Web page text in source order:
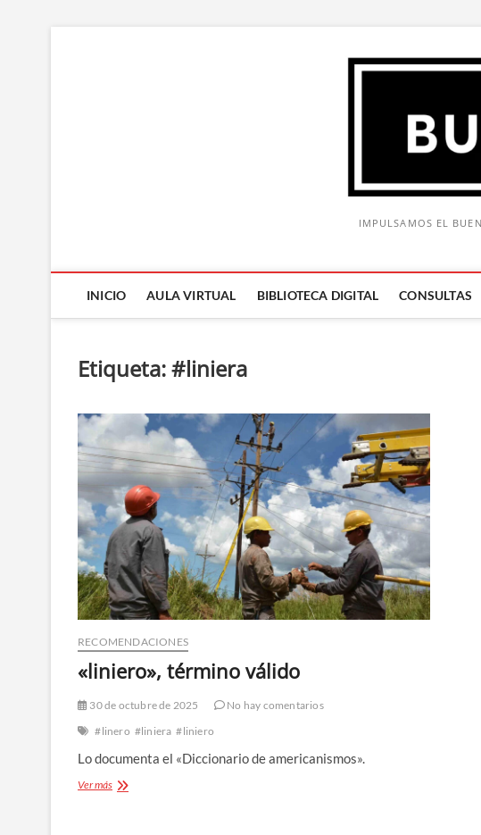
IMPULSAMOS EL
INICIO AULA VIRTUAL BIBLIOTECA DIGITAL CONSULTAS
Etiqueta:#liniera
RECOMENDACIONES
«liniero», término válido
30 de octubre de 2025
No hay comentarios
#linero #liniera #liniero
Lo documenta el «Diccionario de americanismos».
Ver más«liniero»,